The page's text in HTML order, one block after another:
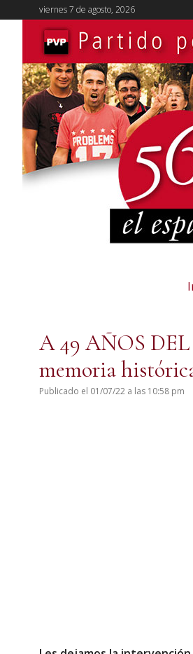
viernes 7 de agosto, 2026
A 49 AÑOS
memoria
Publicado el 01/07/22 a las 10:58 pm